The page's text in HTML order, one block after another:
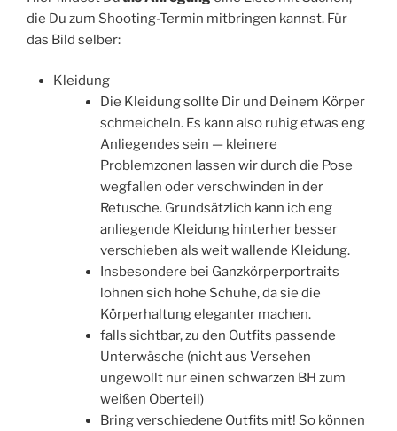
die Du zum Shooting-Termin mitbringen kannst. Für
das Bild selber:
Kleidung
Die Kleidung sollte Dir und Deinem Körper
schmeicheln. Es kann also ruhig etwas eng
Anliegendes sein — kleinere
Problemzonen lassen wir durch die Pose
wegfallen oder verschwinden in der
Retusche. Grundsätzlich kann ich eng
anliegende Kleidung hinterher besser
verschieben als weit wallende Kleidung.
Insbesondere bei Ganzkörperportraits
lohnen sich hohe Schuhe, da sie die
Körperhaltung eleganter machen.
falls sichtbar, zu den Outfits passende
Unterwäsche (nicht aus Versehen
ungewollt nur einen schwarzen BH zum
weißen Oberteil)
Bring verschiedene Outfits mit! So können